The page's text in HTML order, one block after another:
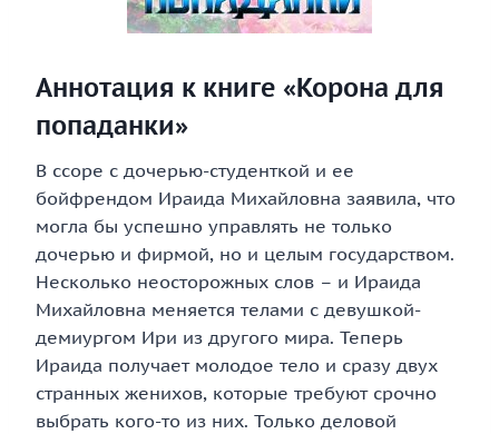
Аннотация к книге «Корона для
попаданки»
В ссоре с дочерью-студенткой и ее
бойфрендом Ираида Михайловна заявила, что
могла бы успешно управлять не только
дочерью и фирмой, но и целым государством.
Несколько неосторожных слов – и Ираида
Михайловна меняется телами с девушкой-
демиургом Ири из другого мира. Теперь
Ираида получает молодое тело и сразу двух
странных женихов, которые требуют срочно
выбрать кого-то из них. Только деловой